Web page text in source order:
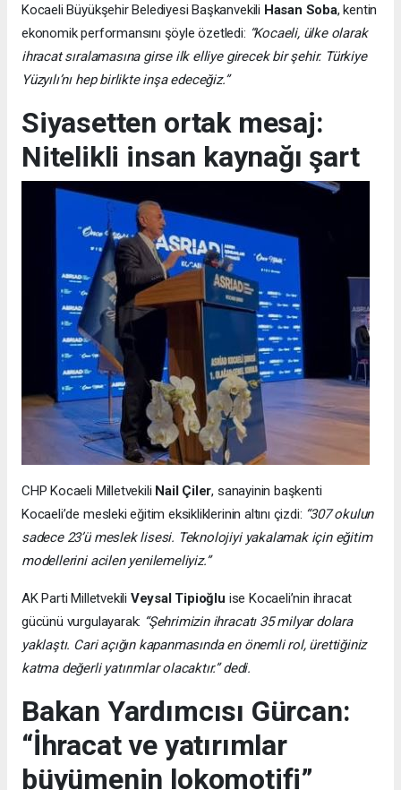
Kocaeli Büyükşehir Belediyesi Başkanvekili Hasan Soba, kentin
ekonomik performansını şöyle özetledi: “Kocaeli, ülke olarak
ihracat sıralamasına girse ilk elliye girecek bir şehir. Türkiye
Yüzyılı’nı hep birlikte inşa edeceğiz.”
Siyasetten ortak mesaj:
Nitelikli insan kaynağı şart
CHP Kocaeli Milletvekili Nail Çiler, sanayinin başkenti
Kocaeli’de mesleki eğitim eksikliklerinin altını çizdi: “307 okulun
sadece 23’ü meslek lisesi. Teknolojiyi yakalamak için eğitim
modellerini acilen yenilemeliyiz.”
AK Parti Milletvekili Veysal Tipioğlu ise Kocaeli’nin ihracat
gücünü vurgulayarak: “Şehrimizin ihracatı 35 milyar dolara
yaklaştı. Cari açığın kapanmasında en önemli rol, ürettiğiniz
katma değerli yatırımlar olacaktır.” dedi.
Bakan Yardımcısı Gürcan:
“İhracat ve yatırımlar
büyümenin lokomotifi”